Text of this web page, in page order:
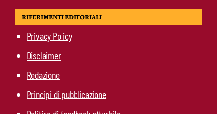
RIFERIMENTI EDITORIALI
Privacy Policy
Disclaimer
Redazione
Principi di pubblicazione